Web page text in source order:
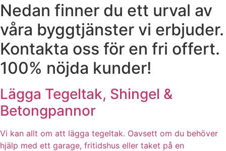
Nedan finner du ett urval av
våra byggtjänster vi erbjuder.
Kontakta oss för en fri offert.
100% nöjda kunder!
Lägga Tegeltak, Shingel &
Betongpannor
Vi kan allt om att lägga tegeltak. Oavsett om du behöver
hjälp med ett garage, fritidshus eller taket på en